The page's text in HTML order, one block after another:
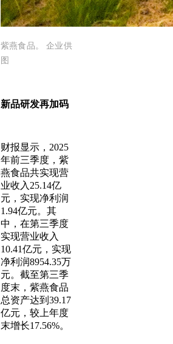
紫燕食品。 企业供
图
新品研发再加码
财报显示，2025
年前三季度，紫
燕食品共实现营
业收入25.14亿
元，实现净利润
1.94亿元。其
中，在第三季度
实现营业收入
10.41亿元，实现
净利润8954.35万
元。截至第三季
度末，紫燕食品
总资产达到39.17
亿元，较上年度
末增长17.56%。